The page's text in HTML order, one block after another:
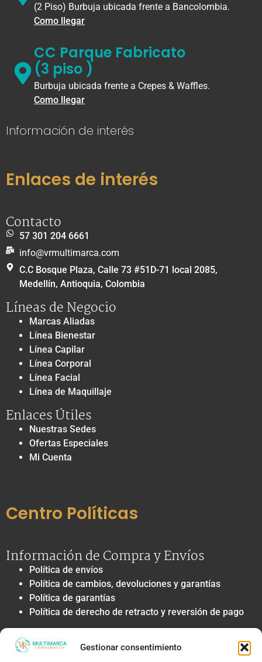
Gestionar consentimiento
(2 Piso) Burbuja ubicada frente a Bancolombia.
Como llegar
CC Parque Fabricato
(3 piso )
Burbuja ubicada frente a Crepes & Waffles.
Como llegar
Información de interés
Enlaces de interés
Contacto
57 301 204 6661
info@vrmultimarca.com
C.C Bosque Plaza, Calle 73 #51D-71 local 2085,
Medellín, Antioquia, Colombia
Líneas de Negocio
Marcas Aliadas
Línea Bienestar
Línea Capilar
Línea Corporal
Línea Facial
Línea de Maquillaje
Enlaces Útiles
Nuestras Sedes
Ofertas Especiales
Mi Cuenta
Centro Políticas
Información de Compra y Envíos
Política de envíos
Política de cambios, devoluciones y garantías
Política de garantías
Política de derecho de retracto y reversión de pago
Privacidad y Tratamiento de Datos
Política de privacidad y tratamiento de datos